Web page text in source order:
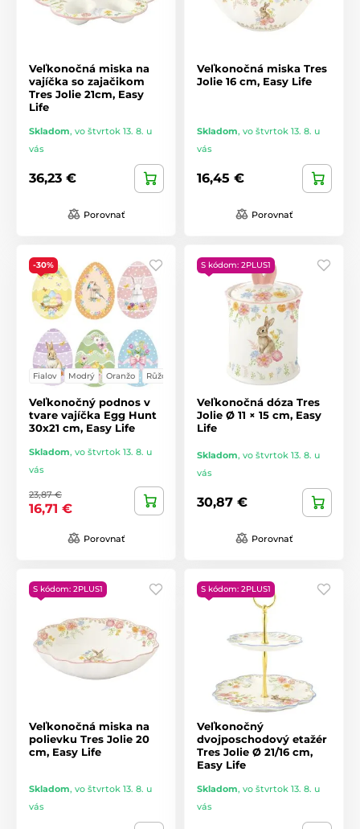
Veľkonočná miska na
vajíčka so zajačikom
Tres Jolie 21cm, Easy
Life
Skladom, vo štvrtok 13. 8. u
vás
36,23 €
Porovnať
Veľkonočná miska Tres
Jolie 16 cm, Easy Life
Skladom, vo štvrtok 13. 8. u
vás
16,45 €
Porovnať
-30%
Fialov Modrý Oranžo Růžový
Veľkonočný podnos v
tvare vajíčka Egg Hunt
30x21 cm, Easy Life
Skladom, vo štvrtok 13. 8. u
vás
23,87 €
16,71 €
Porovnať
S kódom: 2PLUS1
Veľkonočná dóza Tres
Jolie Ø 11 × 15 cm, Easy
Life
Skladom, vo štvrtok 13. 8. u
vás
30,87 €
Porovnať
S kódom: 2PLUS1
Veľkonočná miska na
polievku Tres Jolie 20
cm, Easy Life
Skladom, vo štvrtok 13. 8. u
vás
S kódom: 2PLUS1
Veľkonočný
dvojposchodový etažér
Tres Jolie Ø 21/16 cm,
Easy Life
Skladom, vo štvrtok 13. 8. u
vás